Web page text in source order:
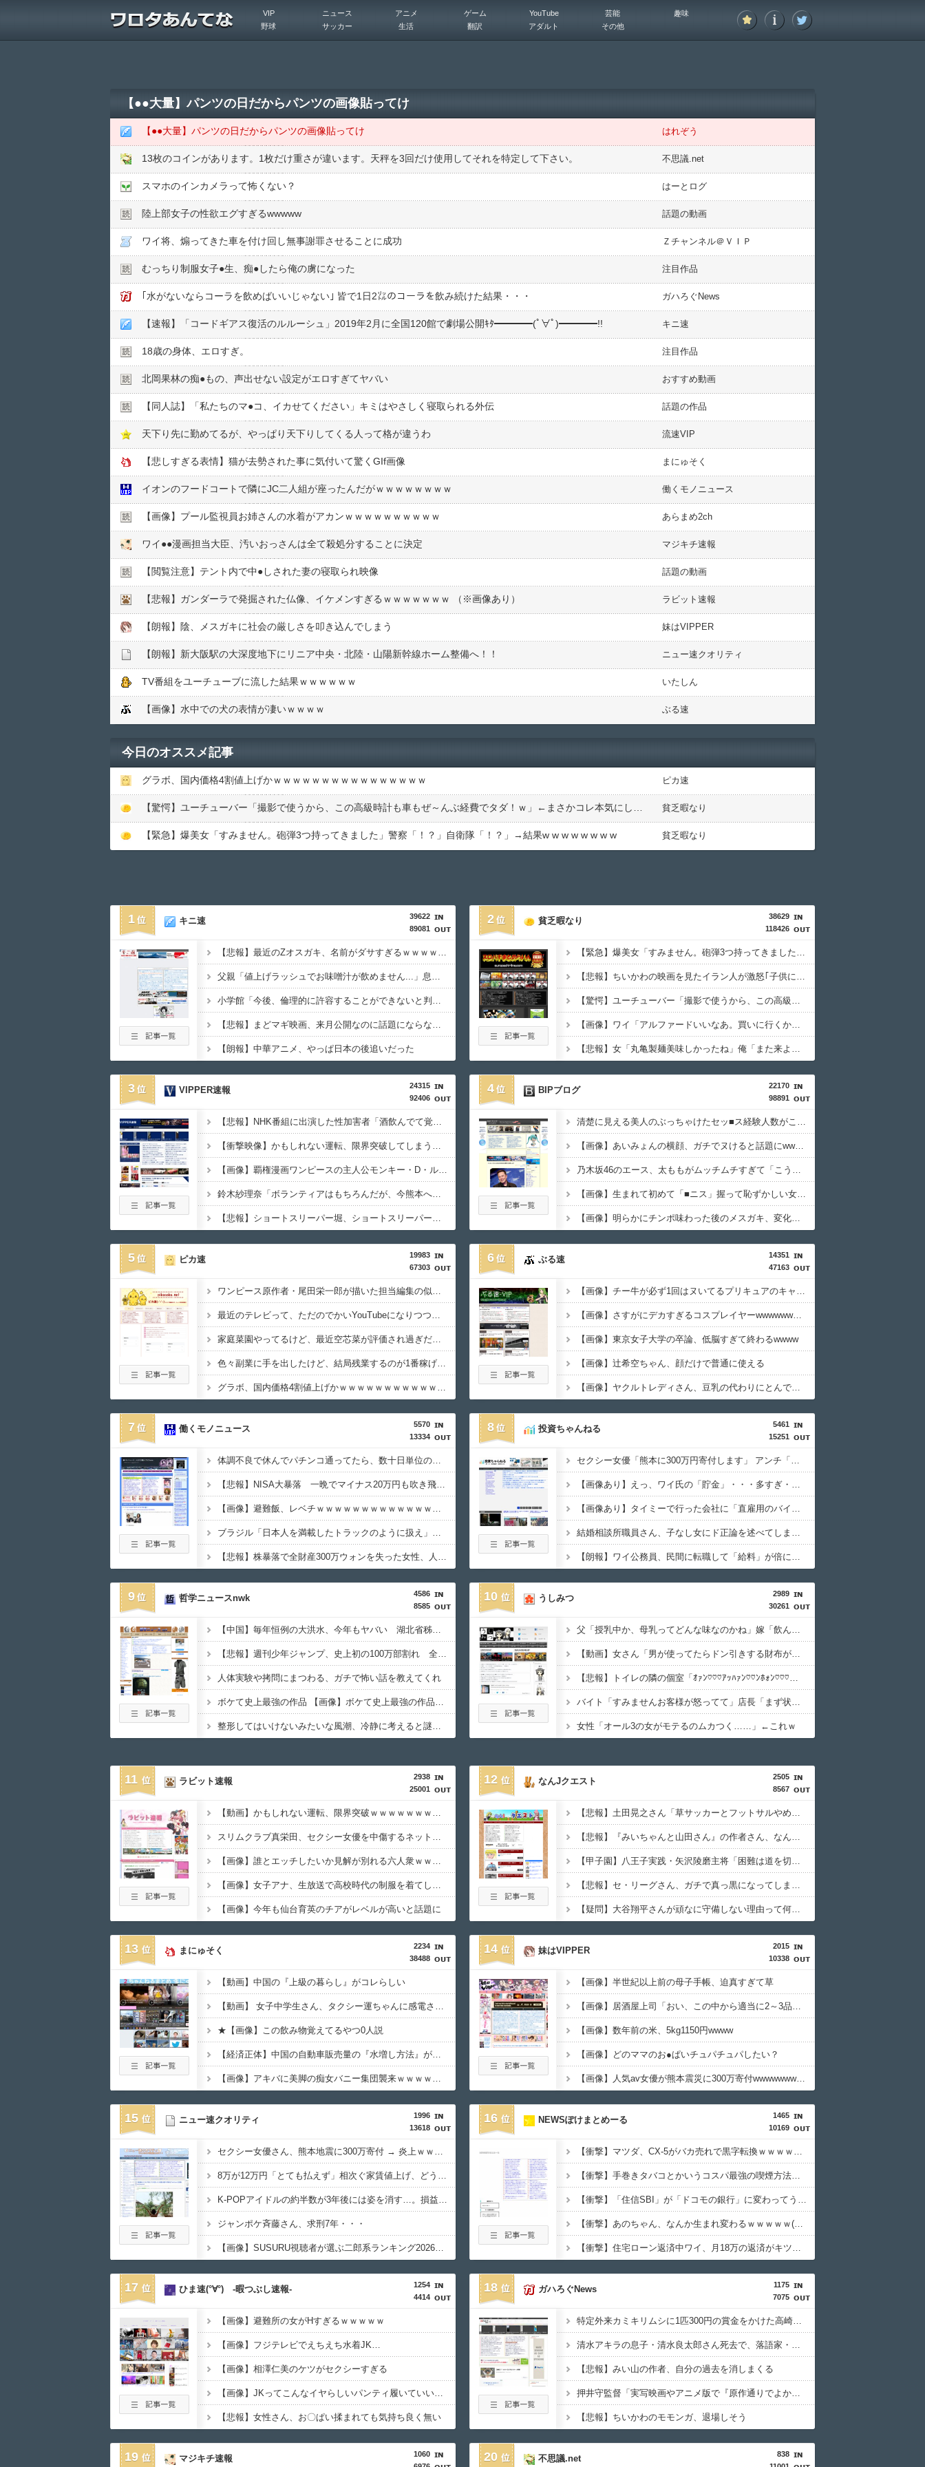
VIP ニュース アニメ ゲーム YouTube 芸能
趣味
野球
サッカー 生活 翻訳 アダルト その他
【●●大量】パンツの日だからパンツの画像貼ってけ
【●●大量】パンツの日だからパンツの画像貼ってけ はれぞう
13枚のコインがあります。1枚だけ重さが違います。天秤を3回だけ使用してそれを特定して下さい。 不思議.net
スマホのインカメラって怖くない？ はーとログ
陸上部女子の性欲エグすぎるwwwww 話題の動画
ワイ将、煽ってきた車を付け回し無事謝罪させることに成功 Ｚチャンネル＠ＶＩＰ
むっちり制服女子●︎生、痴●︎したら俺の虜になった 注目作品
｢水がないならコーラを飲めばいいじゃない｣ 皆で1日2㍑のコーラを飲み続けた結果・・・ ガハろぐNews
【速報】「コードギアス復活のルルーシュ」2019年2月に全国120館で劇場公開ｷﾀ━━━━(ﾟ∀ﾟ)━━━━!! キニ速
18歳の身体、エロすぎ。 注目作品
北岡果林の痴●︎もの、声出せない設定がエロすぎてヤバい おすすめ動画
【同人誌】「私たちのマ●︎コ、イカせてください」キミはやさしく寝取られる外伝 話題の作品
天下り先に勤めてるが、やっぱり天下りしてくる人って格が違うわ 流速VIP
【悲しすぎる表情】猫が去勢された事に気付いて驚くGIf画像 まにゅそく
イオンのフードコートで隣にJC二人組が座ったんだがｗｗｗｗｗｗｗｗ 働くモノニュース
【画像】プール監視員お姉さんの水着がアカンｗｗｗｗｗｗｗｗｗｗ あらまめ2ch
ワイ●●漫画担当大臣、汚いおっさんは全て殺処分することに決定 マジキチ速報
【閲覧注意】テント内で中●︎しされた妻の寝取られ映像 話題の動画
【悲報】ガンダーラで発掘された仏像、イケメンすぎるｗｗｗｗｗｗｗ （※画像あり） ラビット速報
【朗報】陰、メスガキに社会の厳しさを叩き込んでしまう 妹はVIPPER
【朗報】新大阪駅の大深度地下にリニア中央・北陸・山陽新幹線ホーム整備へ！！ ニュー速クオリティ
TV番組をユーチューブに流した結果ｗｗｗｗｗｗ いたしん
【画像】水中での犬の表情が凄いｗｗｗｗ ぶる速
今日のオススメ記事
グラボ、国内価格4割値上げかｗｗｗｗｗｗｗｗｗｗｗｗｗｗｗｗ ピカ速
貧乏暇なり
【緊急】爆美女「すみません。砲弾3つ持ってきました」警察「！？」自衛隊「！？」→結果w w w w w w w w 貧乏暇なり
1
39622
89081
キニ速
【悲報】最近のZオスガキ、名前がダサすぎるｗｗｗｗｗｗ
父親「値上げラッシュでお味噌汁が飲めません...」息子「本当は味噌汁飲みたい」
小学館「今後、倫理的に許容することができないと判断した作家は使わない」
【悲報】まどマギ映画、来月公開なのに話題にならないwwwwwww
【朗報】中華アニメ、やっぱ日本の後追いだった
2
38629
118426
貧乏暇なり
【緊急】爆美女「すみません。砲弾3つ持ってきました」警察「！？」自衛隊「！？」→結果w w w w w w w w
【悲報】ちいかわの映画を見たイラン人が激怒｢子供に見せる内容じゃない｡悪影響は計り知れない｣←これw w w w w w w w w
【驚愕】ユーチューバー「撮影で使うから、この高級時計も車もぜ～んぶ経費でタダ！ｗ」←まさかコレ本気にしてる奴なんておらんよな？よな？w w w w w w w w w w w
【画像】ワイ「アルファードいいなあ。買いに行くか」店員「ほいっ見積もりな！」ワイ「金額おかしくね？」←お前らもそう思うよな？？？？？
【悲報】女「丸亀製麺美味しかったね」俺「また来ようよ」店員「お会計2380円になりまーす」→その後『こう』なったんだが俺悪くないよな？？？？？？？？
3
24315
92406
VIPPER速報
【悲報】NHK番組に出演した性加害者「酒飲んでて覚えてない」
【衝撃映像】かもしれない運転、限界突破してしまう・・・
【画像】覇権漫画ワンピースの主人公モンキー・D・ルフィさん、変わり果てた姿で発見される・・・
鈴木紗理奈「ボランティアはもちろんだが、今熊本へ旅行に行くことも支援になる」
【悲報】ショートスリーパー堀、ショートスリーパーでない事がバレてしまう
4
22170
98891
BIPブログ
清楚に見える美人のぶっちゃけたセッ■ス経験人数がこちらwwwwwwww
【画像】あいみょんの横顔、ガチでヌけると話題にwwww
乃木坂46のエース、太ももがムッチムチすぎて「こう」なるwww
【画像】生まれて初めて「■ニス」握って恥ずかしい女の子さんwww
【画像】明らかにチンポ味わった後のメスガキ、変化を遂げる
5
19983
67303
ピカ速
ワンピース原作者・尾田栄一郎が描いた担当編集の似顔絵「ムダに東大卒」
最近のテレビって、ただのでかいYouTubeになりつつあるよな
家庭菜園やってるけど、最近空芯菜が評価され過ぎだと思う！！！！！
色々副業に手を出したけど、結局残業するのが1番稼げるな
グラボ、国内価格4割値上げかｗｗｗｗｗｗｗｗｗｗｗｗｗｗｗｗ
6
14351
47163
ぶる速
【画像】チー牛が必ず1回はヌいてるプリキュアのキャラがこちらwww
【画像】さすがにデカすぎるコスプレイヤーwwwwwwwww
【画像】東京女子大学の卒論、低脳すぎて終わるwwww
【画像】辻希空ちゃん、顔だけで普通に使える
【画像】ヤクルトレディさん、豆乳の代わりにとんでもないものを販売してしまう
7
5570
13334
働くモノニュース
体調不良で休んでパチンコ通ってたら、数十日単位の証拠写真撮られて会社クビになった
【悲報】NISA大暴落 一晩でマイナス20万円も吹き飛んだもよう
【画像】避難飯、レベチｗｗｗｗｗｗｗｗｗｗｗｗｗｗｗ
ブラジル「日本人を満載したトラックのように扱え」→ 差別として問題に→ 「一般的表現！」と弁明
【悲報】株暴落で全財産300万ウォンを失った女性、人生終了でモニター破壊ｗｗｗｗｗｗ
8
5461
15251
投資ちゃんねる
セクシー女優「熊本に300万円寄付します」 アンチ「汚い金ありがとう♥」
【画像あり】えっ、ワイ氏の「貯金」・・・多すぎ・・・？
【画像あり】タイミーで行った会社に「直雇用のバイト」で行った結果ｗｗｗｗｗ
結婚相談所職員さん、子なし女にド正論を述べてしまう…
【朗報】ワイ公務員、民間に転職して「給料」が倍になる
9
4586
8585
哲学ニュースnwk
【中国】毎年恒例の大洪水、今年もヤバい 湖北省秭帰県で山洪水が市街地を直撃、工場浸水・車両が次々流される
【悲報】週刊少年ジャンプ、史上初の100万部割れ 全盛期653万部から98万部に…紙の雑誌「100万部超え」が消滅
人体実験や拷問にまつわる、ガチで怖い話を教えてくれ
ボケて史上最強の作品 【画像】ボケて史上最強の作品、ついに決まるｗｗｗｗｗｗｗｗ
整形してはいけないみたいな風潮、冷静に考えると謎だよな
10
2989
30261
うしみつ
父「授乳中か、母乳ってどんな味なのかね」嫁「飲んでみます？」ワイ「」⇒ｗｗ
【動画】女さん「男が使ってたらドン引きする財布がこれ！」⇒ｗｗｗｗｗ
【悲報】トイレの隣の個室「ｵｧﾝ♡♡♡ｱｯﾊｧﾝ♡♡ﾝﾎｫﾝ♡♡♡」⇒！！！
バイト「すみませんお客様が怒ってて」店長「まず状況詳しく教えて」ワイ「いいっすよ店長俺行きますよ」⇒
女性「オール3の女がモテるのムカつく……」←これｗ
11
2938
25001
ラビット速報
【動画】かもしれない運転、限界突破ｗｗｗｗｗｗｗｗｗ
スリムクラブ真栄田、セクシー女優を中傷するネット民を痛烈批判！「車の中臭そう」
【画像】誰とエッチしたいか見解が別れる六人衆ｗｗｗｗｗｗｗｗｗ
【画像】女子アナ、生放送で高校時代の制服を着てしまうｗｗｗｗｗｗｗｗｗｗｗｗｗｗｗ
【画像】今年も仙台育英のチアがレベルが高いと話題に
12
2505
8567
なんJクエスト
【悲報】土田晃之さん「草サッカーとフットサルやめました。20代の若手が来てつまんなくて」・・・・・・・・・
【悲報】『みいちゃんと山田さん』の作者さん、なんでこんなに嫌われてるんだろうな・・・・・・・・・
【甲子園】八王子実践・矢沢陵磨主将「困難は道を切りひらく大きな原動力」「いい顔をして野球をしよう」・・・・・・・・・
【悲報】セ・リーグさん、ガチで真っ黒になってしまうｗｗｗｗｗｗｗｗｗｗ
【疑問】大谷翔平さんが頑なに守備しない理由って何？ｗｗｗｗｗｗｗｗｗｗ
13
2234
38488
まにゅそく
【動画】中国の『上級の暮らし』がコレらしい
【動画】 女子中学生さん、タクシー運ちゃんに感電させられ死亡……
★【画像】この飲み物覚えてるやつ0人説
【経済正体】中国の自動車販売量の『水増し方法』がこちらｗｗｗｗｗｗｗｗ
【画像】アキバに美脚の痴女バニー集団襲来ｗｗｗｗｗｗｗｗｗｗ
14
2015
10338
妹はVIPPER
【画像】半世紀以上前の母子手帳、迫真すぎて草
【画像】居酒屋上司「おい、この中から適当に2～3品頼んでおいてくれや」
【画像】数年前の米、5kg1150円wwww
【画像】どのママのお●ぱいチュパチュパしたい？
【画像】人気av女優が熊本震災に300万寄付wwwwwwwwwwww
15
1996
13618
ニュー速クオリティ
セクシー女優さん、熊本地震に300万寄付 → 炎上ｗｗｗｗｗ
8万が12万円「とても払えず」相次ぐ家賃値上げ、どうすれば・・・？
K-POPアイドルの約半数が3年後には姿を消す…。損益分岐点突破は4％未満・・・
ジャンポケ斉藤さん、求刑7年・・・
【画像】SUSURU視聴者が選ぶ二郎系ランキング2026が発表されるｗｗｗ
16
1465
10169
NEWSぽけまとめーる
【衝撃】マツダ、CX-5がバカ売れで黒字転換ｗｗｗｗｗ(※画像あり)
【衝撃】手巻きタバコとかいうコスパ最強の喫煙方法←これｗｗｗｗｗ
【衝撃】「住信SBI」が「ドコモの銀行」に変わってうんざりしてるやつｗｗｗｗｗ
【衝撃】あのちゃん、なんか生まれ変わるｗｗｗｗｗ(※画像あり)
【衝撃】住宅ローン返済中ワイ、月18万の返済がキツすぎるｗｗｗｗｗ
17
1254
4414
ひま速(°∀°) -暇つぶし速報-
【画像】避難所の女がHすぎるｗｗｗｗｗ
【画像】フジテレビでえちえち水着JK…
【画像】相澤仁美のケツがセクシーすぎる
【画像】JKってこんなイヤらしいパンティ履いていいの？ｗｗｗｗｗ
【悲報】女性さん、お〇ぱい揉まれても気持ち良く無い
18
1175
7075
ガハろぐNews
特定外来カミキリムシに1匹300円の賞金をかけた高崎市、初日に1170匹持ち込まれる
清水アキラの息子・清水良太郎さん死去で、落語家・柳家小はだが「いじめ」「暴行」被害告発
【悲報】みい山の作者、自分の過去を消しまくる
押井守監督「実写映画やアニメ版で『原作通りでよかった』なんて感想は原作の成功体験を追体験したいだけ」
【悲報】ちいかわのモモンガ、退場しそう
19
1060
マジキチ速報 20
838
不思議.net